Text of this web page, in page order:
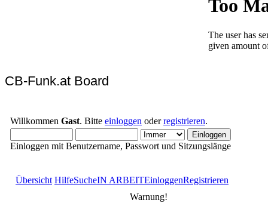
CB-Funk.at Board
Willkommen Gast. Bitte einloggen oderregistrieren.
Einloggen mit Benutzername, Passwort und Sitzungslänge
Übersicht HilfeSucheIN ARBEITEinloggenRegistrieren
Warnung!